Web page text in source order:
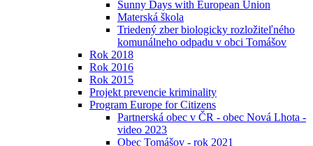
Sunny Days with European Union
Materská škola
Triedený zber biologicky rozložiteľného
komunálneho odpadu v obci Tomášov
Rok 2018
Rok 2016
Rok 2015
Projekt prevencie kriminality
Program Europe for Citizens
Partnerská obec v ČR - obec Nová Lhota -
video 2023
Obec Tomášov - rok 2021